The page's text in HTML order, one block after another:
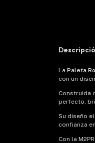
La Paleta
con un
Construida
perfecto,
Su diseño
confianza
Con la